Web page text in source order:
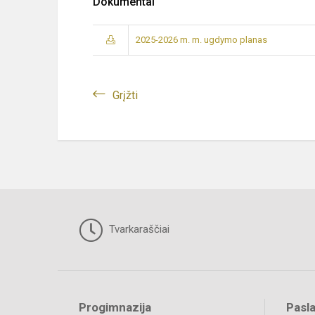
2025-2026 m. m. ugdymo planas
Grįžti
Tvarkaraščiai
Progimnazija